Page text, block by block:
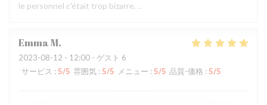
le personnel c'était trop bizarre. ..
EmmaM
2023-08-12 - 12:00 - ゲスト 6
サービス : 5/5 雰囲気 : 5/5 メニュー : 5/5 品質-価格 : 5/5